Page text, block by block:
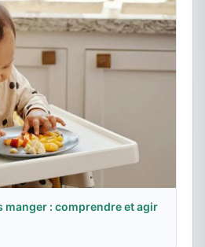
manger : comprendre et agir